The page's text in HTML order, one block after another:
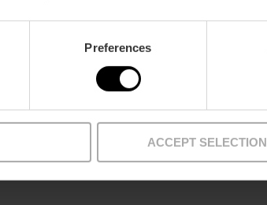
Preferences
ACCEPT SELECTION
L1,L3